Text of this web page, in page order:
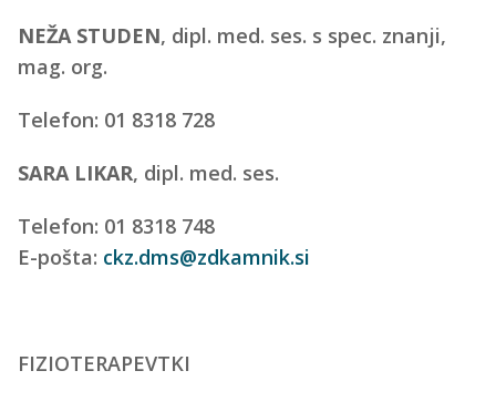
NEŽA STUDEN, dipl. med. ses. s spec. znanji,
mag. org.
Telefon: 01 8318 728
SARA LIKAR, dipl. med. ses.
Telefon: 01 8318 748
E-pošta: ckz.dms@zdkamnik.si
FIZIOTERAPEVTKI